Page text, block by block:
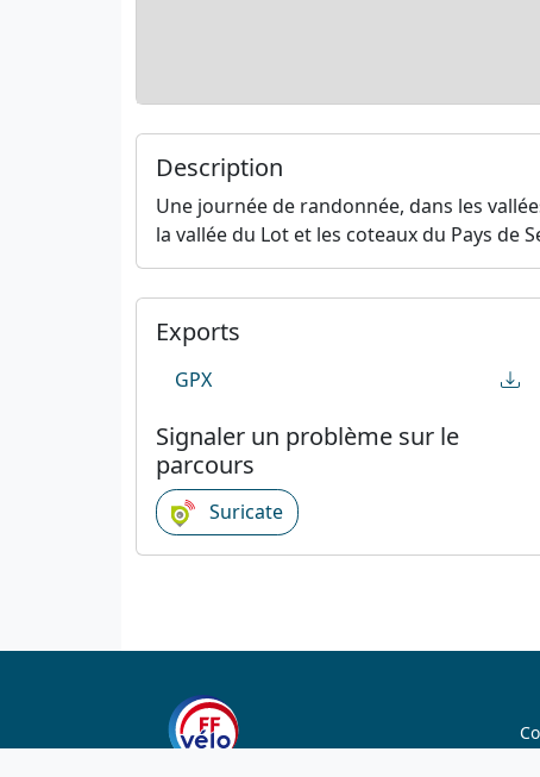
Description
Une journée de randonnée, dans les
la vallée du Lot et les coteaux du Pays de
Exports
GPX
Signaler un problème sur le
parcours
Suricate